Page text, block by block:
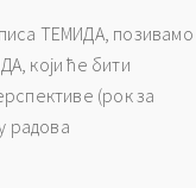
ТЕМИДА, позивамо
који ће бити
(рок за
радова